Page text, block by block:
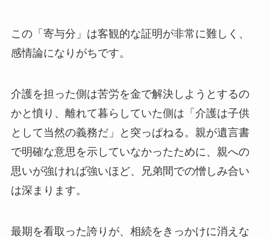
この「寄与分」は客観的な証明が非常に難しく、
感情論になりがちです。
介護を担った側は苦労を金で解決しようとするの
かと憤り、離れて暮らしていた側は「介護は子供
として当然の義務だ」と突っぱねる。親が遺言書
で明確な意思を示していなかったために、親への
思いが強ければ強いほど、兄弟間での憎しみ合い
は深まります。
最期を看取った誇りが、相続をきっかけに消えな